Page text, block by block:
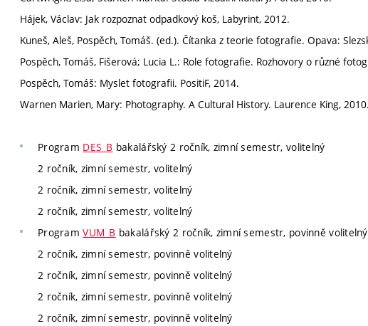
Hájek, Václav: Jak rozpoznat odpadkový koš, Labyrint, 2012.
Kuneš, Aleš, Pospěch, Tomáš. (ed.). Čítanka z teorie fotografie. Opava:
Pospěch, Tomáš, Fišerová; Lucia L.: Role fotografie. Rozhovory o různé
Pospěch, Tomáš: Myslet fotografii. PositiF, 2014.
Warnen Marien, Mary: Photography. A Cultural History. Laurence King, 2010.
Program DES_B bakalářský 2 ročník, zimní semestr, volitelný
2 ročník, zimní semestr, volitelný
2 ročník, zimní semestr, volitelný
2 ročník, zimní semestr, volitelný
ProgramVUM_B bakalářský 2 ročník, zimní semestr, povinně volitelný
2 ročník, zimní semestr, povinně volitelný
2 ročník, zimní semestr, povinně volitelný
2 ročník, zimní semestr, povinně volitelný
2 ročník, zimní semestr, povinně volitelný